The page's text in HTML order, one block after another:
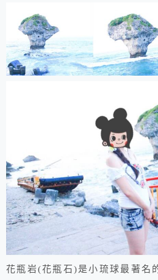
花瓶岩(花瓶石)是小琉球最著名